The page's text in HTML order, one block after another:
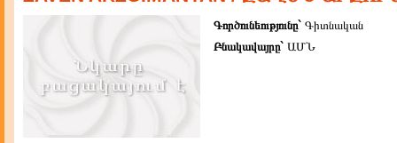
Գործունեությունը` Գիտնական
Բնակավայրը` ԱՄՆ